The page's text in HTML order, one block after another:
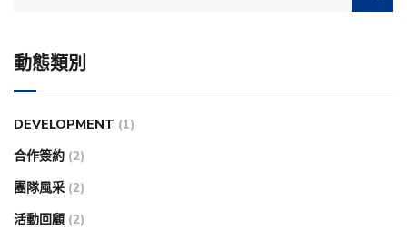
動態類別
DEVELOPMENT (1)
合作簽約 (2)
團隊風采 (2)
活動回顧 (2)